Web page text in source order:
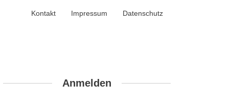
Kontakt Impressum Datenschutz
Anmelden